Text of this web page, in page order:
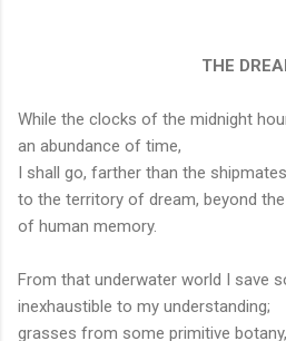
THE
While the clocks of the midnight
an abundance of time,
I shall go, farther than the
to the territory of dream, beyond
of human memory.
From that underwater world I save
inexhaustible to my understanding;
grasses from some primitive botany,